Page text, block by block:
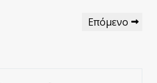
Επόμενο
Επόμενο